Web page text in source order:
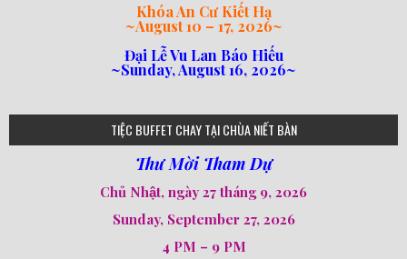
80
78
77
82
92
93
94
95
98
641
182
101
loipha2
loipha4
loipha1
loipha5
loipha7
loipha8
loipha10
loipha9
loi-phat-day
loipha15
loipha13
Khóa An Cư Kiết Hạ
~August 10 – 17, 2026~
Đại Lễ Vu Lan Báo Hiếu
~Sunday, August 16, 2026~
TIỆC BUFFET CHAY TẠI CHÙA NIẾT BÀN
Thư Mời Tham Dự
Chủ Nhật, ngày 27 tháng 9, 2026
Sunday, September 27, 2026
4 PM – 9 PM